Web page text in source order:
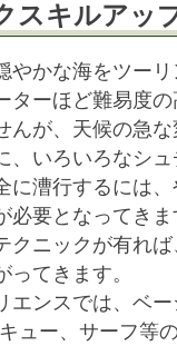
スキルアッ
やかな海をツー
ターほど難易度
んが、天候の急
、いろいろなシ
に漕行するには
必要となってきま
クニックが有れ
ってきます。
エンスでは、ベ
ュー、サーフ等